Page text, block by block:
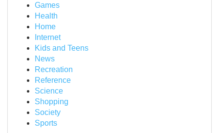
Games
Health
Home
Internet
Kids and Teens
News
Recreation
Reference
Science
Shopping
Society
Sports